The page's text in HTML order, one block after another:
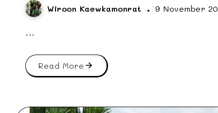
Wiroon Kaewkamonrat 9 November
...
Read More